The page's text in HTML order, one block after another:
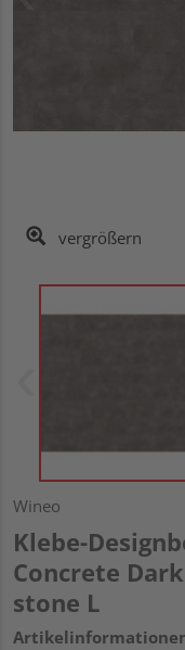
vergrößern
Wineo
Klebe-
Concrete
stone L